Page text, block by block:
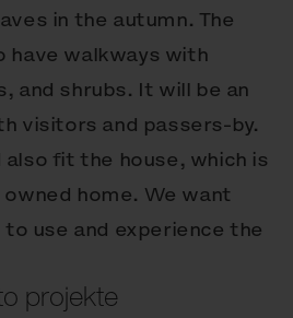
in the autumn. The
have walkways with
and shrubs. It will be an
visitors and passers-by.
also fit the house, which is
home. We want
use and experience the
projekte